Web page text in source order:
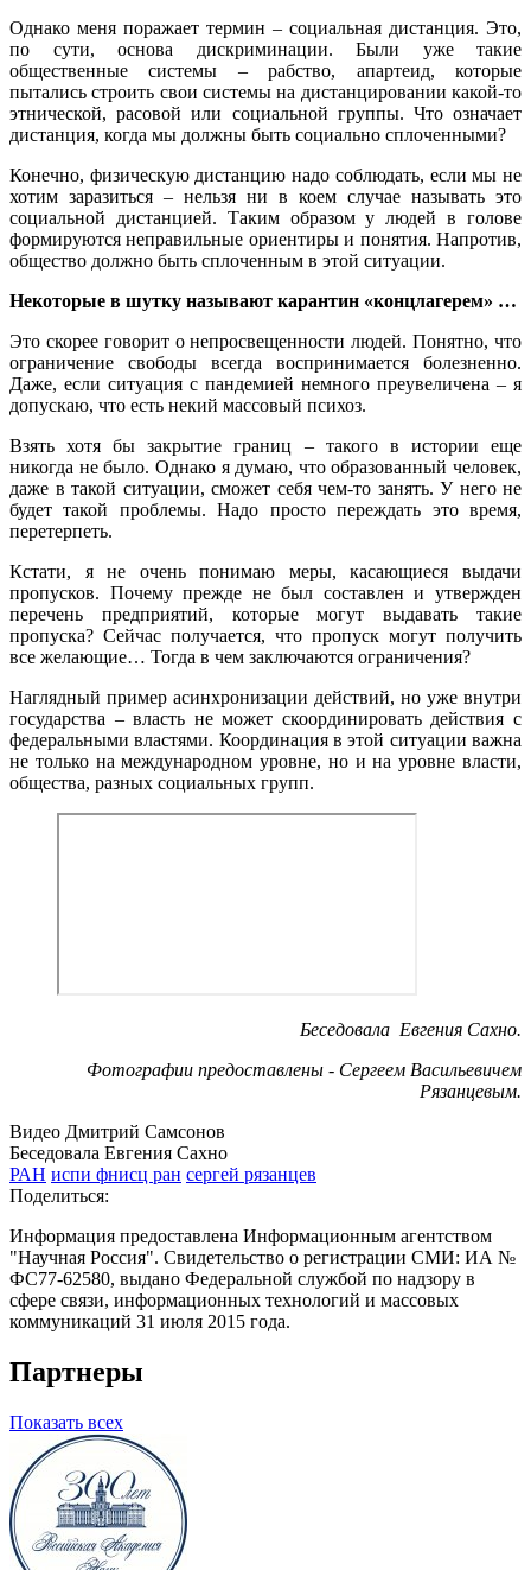
Однако меня поражает термин – социальная дистанция. Это,
по сути, основа дискриминации. Были уже такие
общественные системы – рабство, апартеид, которые
пытались строить свои системы на дистанцировании какой-то
этнической, расовой или социальной группы. Что означает
дистанция, когда мы должны быть социально сплоченными?
Конечно, физическую дистанцию надо соблюдать, если мы не
хотим заразиться – нельзя ни в коем случае называть это
социальной дистанцией. Таким образом у людей в голове
формируются неправильные ориентиры и понятия. Напротив,
общество должно быть сплоченным в этой ситуации.
Некоторые в шутку называют карантин «концлагерем» …
Это скорее говорит о непросвещенности людей. Понятно, что
ограничение свободы всегда воспринимается болезненно.
Даже, если ситуация с пандемией немного преувеличена – я
допускаю, что есть некий массовый психоз.
Взять хотя бы закрытие границ – такого в истории еще
никогда не было. Однако я думаю, что образованный человек,
даже в такой ситуации, сможет себя чем-то занять. У него не
будет такой проблемы. Надо просто переждать это время,
перетерпеть.
Кстати, я не очень понимаю меры, касающиеся выдачи
пропусков. Почему прежде не был составлен и утвержден
перечень предприятий, которые могут выдавать такие
пропуска? Сейчас получается, что пропуск могут получить
все желающие… Тогда в чем заключаются ограничения?
Наглядный пример асинхронизации действий, но уже внутри
государства – власть не может скоординировать действия с
федеральными властями. Координация в этой ситуации важна
не только на международном уровне, но и на уровне власти,
общества, разных социальных групп.
Беседовала Евгения Сахно.
Фотографии предоставлены - Сергеем Васильевичем
Рязанцевым.
Видео Дмитрий Самсонов
Беседовала Евгения Сахно
РАН испи фнисц ран сергей рязанцев
Поделиться:
Информация предоставлена Информационным агентством
"Научная Россия". Свидетельство о регистрации СМИ: ИА №
ФС77-62580, выдано Федеральной службой по надзору в
сфере связи, информационных технологий и массовых
коммуникаций 31 июля 2015 года.
Партнеры
Показать всех